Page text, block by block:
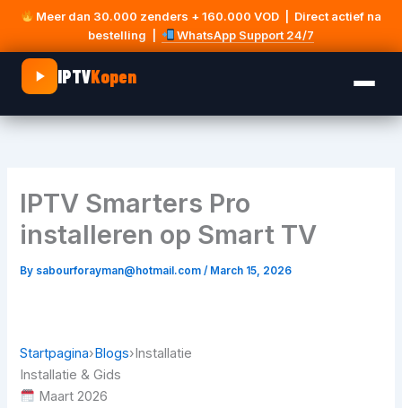
Skip
content
Meer dan 30.000 zenders + 160.000 VOD | Direct actief na
bestelling |
WhatsApp Support 24/7
IPTVKopen
IPTV Smarters Pro
installeren op Smart TV
By sabourforayman@hotmail.com/ March 15, 2026
Startpagina›Blogs›Installatie
Installatie & Gids
Maart 2026